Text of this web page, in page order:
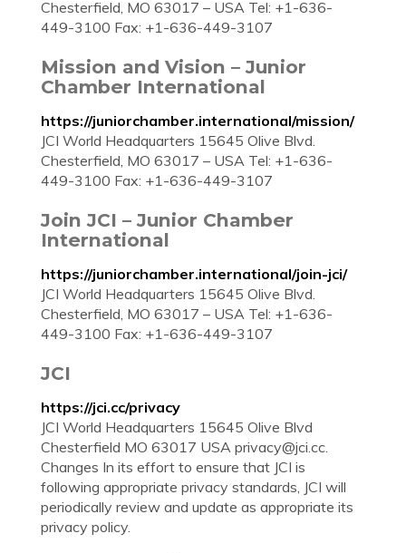
Chesterfield, MO 63017 – USA Tel: +1-636-
449-3100 Fax: +1-636-449-3107
Mission and Vision – Junior
Chamber International
https://juniorchamber.international/mission/
JCI World Headquarters 15645 Olive Blvd.
Chesterfield, MO 63017 – USA Tel: +1-636-
449-3100 Fax: +1-636-449-3107
Join JCI – Junior Chamber
International
https://juniorchamber.international/join-jci/
JCI World Headquarters 15645 Olive Blvd.
Chesterfield, MO 63017 – USA Tel: +1-636-
449-3100 Fax: +1-636-449-3107
JCI
https://jci.cc/privacy
JCI World Headquarters 15645 Olive Blvd
Chesterfield MO 63017 USA privacy@jci.cc.
Changes In its effort to ensure that JCI is
following appropriate privacy standards, JCI will
periodically review and update as appropriate its
privacy policy.